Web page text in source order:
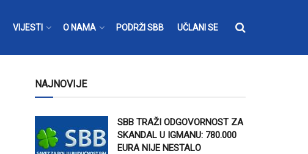
VIJESTI O NAMA PODRŽI SBB UČLANI SE
NAJNOVIJE
SBB TRAŽI ODGOVORNOST ZA
SKANDAL U IGMANU: 780.000
EURA NIJE NESTALO